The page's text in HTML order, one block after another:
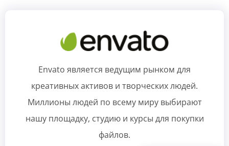
Envato является ведущим рынком для
креативных активов и творческих людей.
Миллионы людей по всему миру выбирают
нашу площадку, студию и курсы для покупки
файлов.